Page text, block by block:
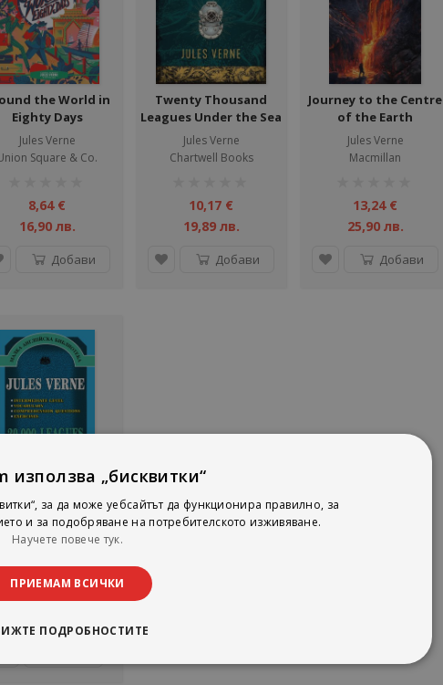
the World in
Eighty Days
Jules Verne
Square & Co.
8,64 €
16,90 лв.
Добави
Twenty Thousand
Leagues Under the Sea
Jules Verne
Chartwell Books
10,17 €
19,89 лв.
Добави
Journey to the Centre
of the Earth
Jules Verne
Macmillan
13,24 €
25,90 лв.
Добави
Under the Sea
Jules Verne
рейтинг:
1% 2,56 €
използва „бисквитки“
за да може уебсайтът да функционира правилно, за
и за подобряване на потребителското изживяване.
Научете повече тук.
ПРИЕМАМ ВСИЧКИ
ПОДРОБНОСТИТЕ